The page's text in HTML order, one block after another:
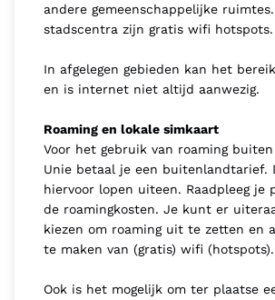
andere gemeenschappelijke
stadscentra zijn gratis wifi hotspots.
In afgelegen gebieden kan het
en is internet niet altijd aanwezig.
Roaming en lokale simkaart
Voor het gebruik van roaming
Unie betaal je een buitenlandtarief.
hiervoor lopen uiteen. Raadpleeg je
de roamingkosten. Je kunt er
kiezen om roaming uit te zetten en
te maken van (gratis) wifi (hotspots).
Ook is het mogelijk om ter plaatse